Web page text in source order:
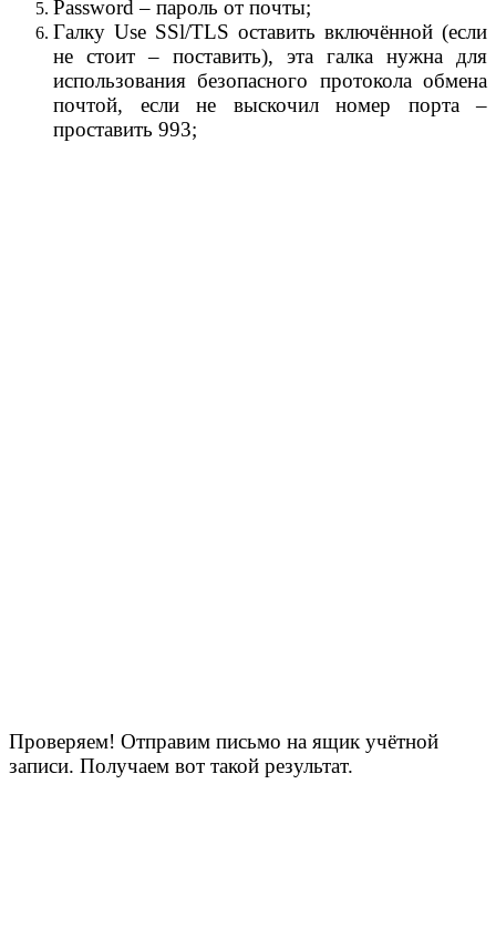
Password – пароль от почты;
Галку Use SSl/TLS оставить включённой (если
не стоит – поставить), эта галка нужна для
использования безопасного протокола обмена
почтой, если не выскочил номер порта –
проставить 993;
Проверяем! Отправим письмо на ящик учётной
записи. Получаем вот такой результат.